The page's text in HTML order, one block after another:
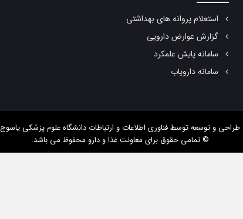
استعلام پروانه های بهداشتی
گزارش عوارض دارویی
سامانه پایش علمکرد
سامانه دارویاب
طراحی و توسعهتوسط فناوری اطلاعات و ارتباطات دانشگاه علوم پزشکی یاسوج
© تمامی حقوق برای معاونت غذا و دارو محفوظ می باشد.